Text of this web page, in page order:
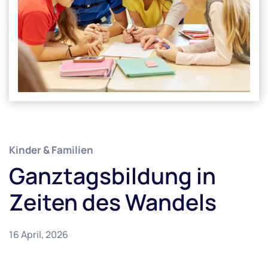
Kinder & Familien
Ganztagsbildung in
Zeiten des Wandels
16 April, 2026